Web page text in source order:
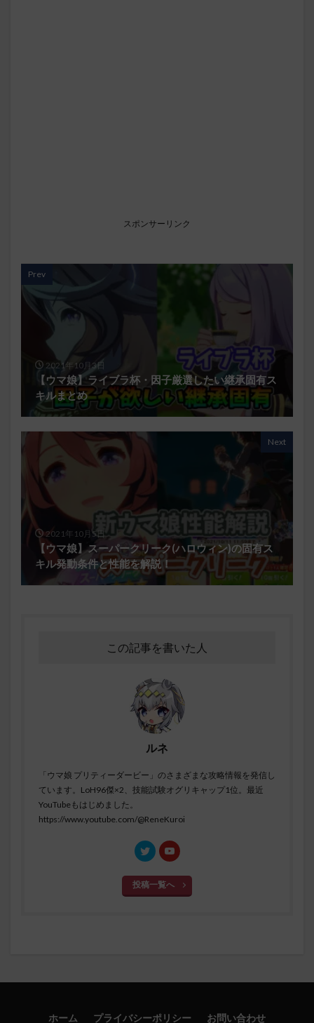
スポンサーリンク
Prev
2021年10月3日
【ウマ娘】ライブラ杯・因子厳選したい継承固有ス
キルまとめ
Next
2021年10月5日
【ウマ娘】スーパークリーク(ハロウィン)の固有ス
キル発動条件と性能を解説！
この記事を書いた人
ルネ
「ウマ娘 プリティーダービー」のさまざまな攻略情報を発信し
ています。LoH96傑×2、技能試験オグリキャップ1位。最近
YouTubeもはじめました。
https://www.youtube.com/@ReneKuroi
投稿一覧へ
ホーム プライバシーポリシー お問い合わせ